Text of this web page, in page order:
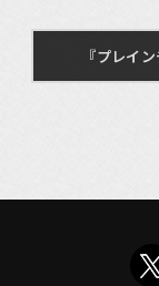
『プレイ